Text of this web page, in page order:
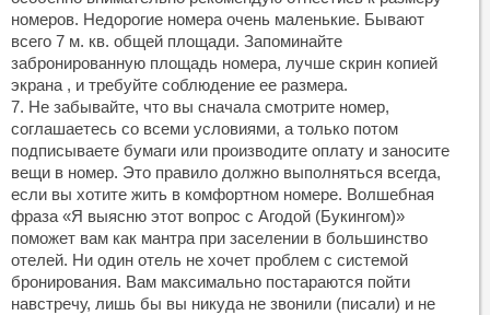
номеров. Недорогие номера очень маленькие. Бывают
всего 7 м. кв. общей площади. Запоминайте
забронированную площадь номера, лучше скрин копией
экрана , и требуйте соблюдение ее размера.
7. Не забывайте, что вы сначала смотрите номер,
соглашаетесь со всеми условиями, а только потом
подписываете бумаги или производите оплату и заносите
вещи в номер. Это правило должно выполняться всегда,
если вы хотите жить в комфортном номере. Волшебная
фраза «Я выясню этот вопрос с Агодой (Букингом)»
поможет вам как мантра при заселении в большинство
отелей. Ни один отель не хочет проблем с системой
бронирования. Вам максимально постараются пойти
навстречу, лишь бы вы никуда не звонили (писали) и не